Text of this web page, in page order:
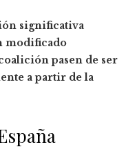
significativa
modificado
pasen de ser
a partir de la